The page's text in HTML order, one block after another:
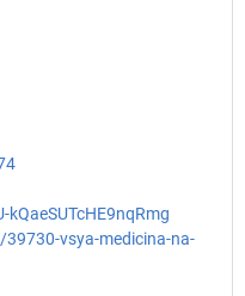
vsya-medicina-na-